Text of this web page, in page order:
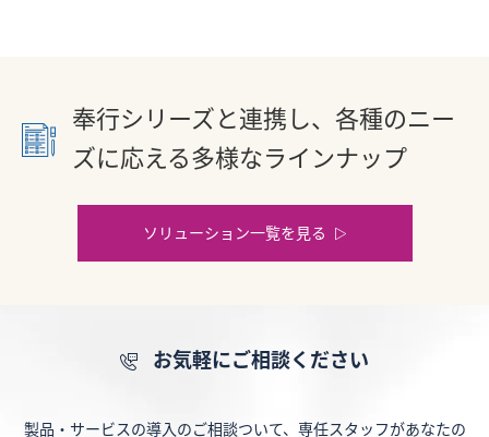
奉行シリーズと連携し、各種のニー
ズに応える多様なラインナップ
ソリューション一覧を見る
お気軽にご相談ください
製品・サービスの導入のご相談ついて、専任スタッフがあなたの